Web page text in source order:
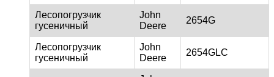
Лесопогрузчик
гусеничный
John
Deere
2654G
Лесопогрузчик
гусеничный
John
Deere
2654GLC